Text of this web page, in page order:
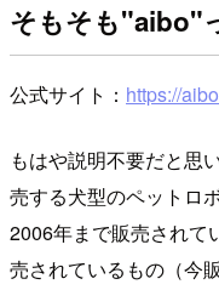
そもそも"aibo"
公式サイト： https://
もはや説明不要だと思
売する犬型のペットロ
2006年まで販売されて
売されているもの（今